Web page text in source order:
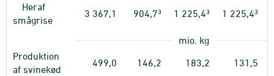
Heraf
smågrise
3 367,1 904,73 1 225,43 1 225,43
mio. kg
Produktion
af svinekød
499,0 146,2 183,2 131,5